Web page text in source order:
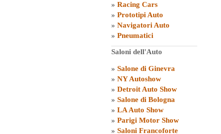
» Racing Cars
» Prototipi Auto
» Navigatori Auto
» Pneumatici
Saloni dell'Auto
» Salone di Ginevra
» NY Autoshow
» Detroit Auto Show
» Salone di Bologna
» LA Auto Show
» Parigi Motor Show
» Saloni Francoforte